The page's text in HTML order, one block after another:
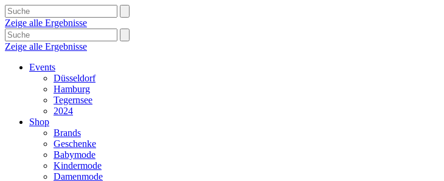
Zeige alle Ergebnisse
Zeige alle Ergebnisse
Events
Düsseldorf
Hamburg
Tegernsee
2024
Shop
Brands
Geschenke
Babymode
Kindermode
Damenmode